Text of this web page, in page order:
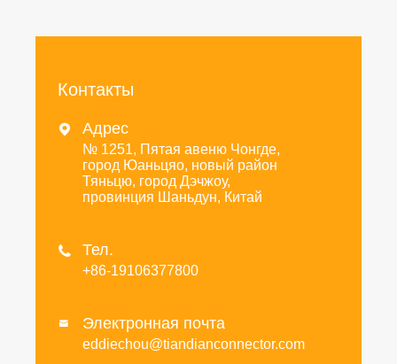
Контакты
 Адрес
№ 1251, Пятая авеню Чонгде,
город Юаньцяо, новый район
Тяньцю, город Дэчжоу,
провинция Шаньдун, Китай
 Тел.
+86-19106377800
 Электронная почта
eddiechou@tiandianconnector.com